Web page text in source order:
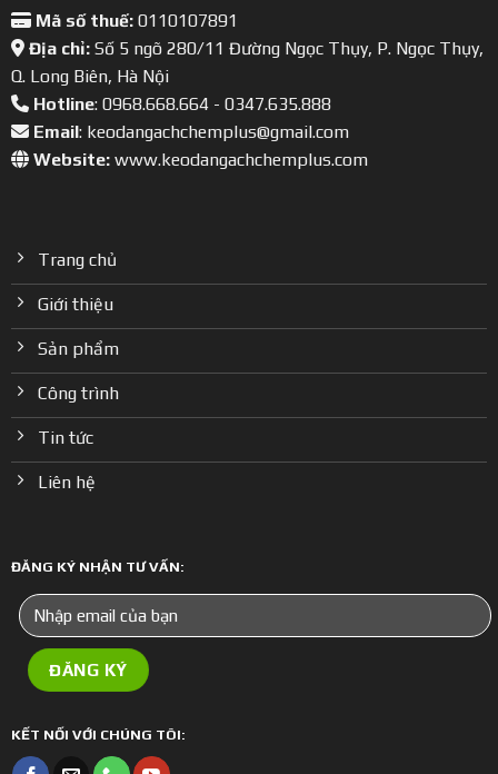
Mã số thuế: 0110107891
Địa chỉ:Số 5 ngõ 280/11 Đường Ngọc Thụy, P. Ngọc Thụy,
Q. Long Biên, Hà Nội
Hotline: 0968.668.664 - 0347.635.888
Email: keodangachchemplus@gmail.com
Website:www.keodangachchemplus.com
Trang chủ
Giới thiệu
Sản phẩm
Công trình
Tin tức
Liên hệ
ĐĂNG KÝ NHẬN TƯ VẤN:
KẾT NỐI VỚI CHÚNG TÔI: